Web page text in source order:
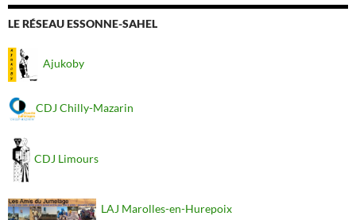
LE RÉSEAU ESSONNE-SAHEL
Ajukoby
CDJ Chilly-Mazarin
CDJ Limours
LAJ Marolles-en-Hurepoix